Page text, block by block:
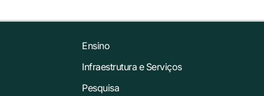
Ensino
Infraestrutura e Serviços
Pesquisa